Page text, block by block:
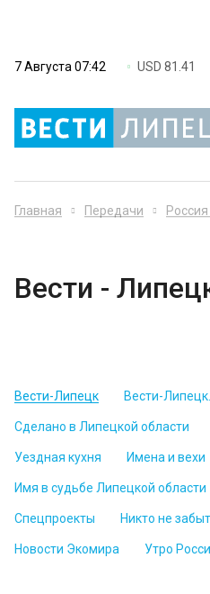
7 Августа 07:42 USD 81.41
Главная Передачи Россия
Вести -
Вести-Липецк Вести-
Сделано в Липецкой области
Уездная кухня Имена и вехи
Имя в судьбе Липецкой области
Спецпроекты Никто не забыт
Новости Экомира Утро